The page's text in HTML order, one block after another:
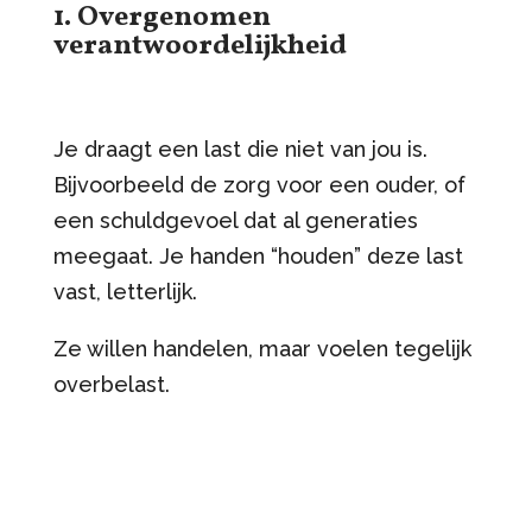
1. Overgenomen
verantwoordelijkheid
Je draagt een last die niet van jou is.
Bijvoorbeeld de zorg voor een ouder, of
een schuldgevoel dat al generaties
meegaat. Je handen “houden” deze last
vast, letterlijk.
Ze willen handelen, maar voelen tegelijk
overbelast.